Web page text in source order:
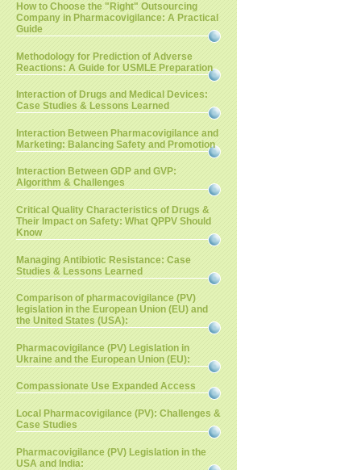
How to Choose the "Right" Outsourcing
Company in Pharmacovigilance: A Practical
Guide
Methodology for Prediction of Adverse
Reactions: A Guide for USMLE Preparation
Interaction of Drugs and Medical Devices:
Case Studies & Lessons Learned
Interaction Between Pharmacovigilance and
Marketing: Balancing Safety and Promotion
Interaction Between GDP and GVP:
Algorithm & Challenges
Critical Quality Characteristics of Drugs &
Their Impact on Safety: What QPPV Should
Know
Managing Antibiotic Resistance: Case
Studies & Lessons Learned
Comparison of pharmacovigilance (PV)
legislation in the European Union (EU) and
the United States (USA):
Pharmacovigilance (PV) Legislation in
Ukraine and the European Union (EU):
Compassionate Use Expanded Access
Local Pharmacovigilance (PV): Challenges &
Case Studies
Pharmacovigilance (PV) Legislation in the
USA and India: